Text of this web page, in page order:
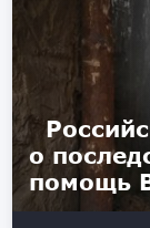
о
помощь